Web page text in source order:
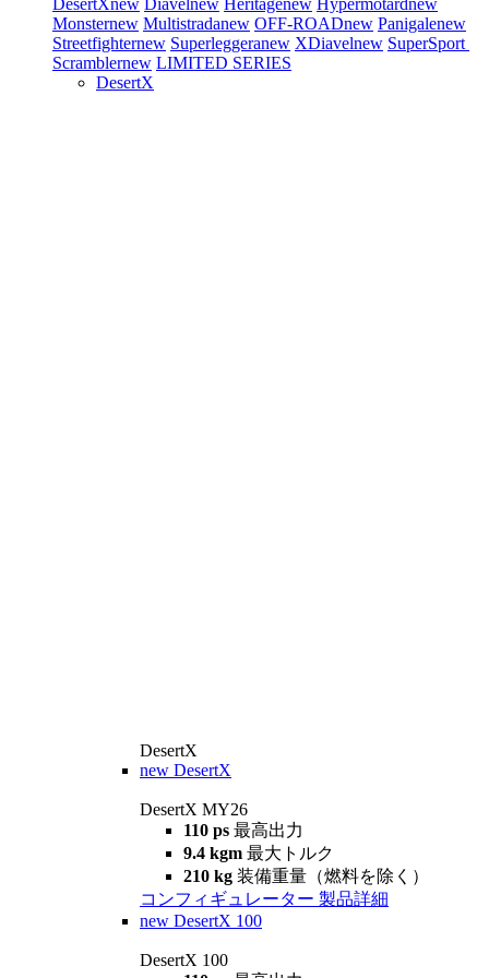
DesertXnew Diavelnew Heritagenew Hypermotardnew
Monsternew Multistradanew OFF-ROADnew Panigalenew
Streetfighternew Superleggeranew XDiavelnew SuperSport
Scramblernew LIMITED SERIES
DesertX
DesertX
new DesertX
DesertX MY26
110 ps 最高出力
9.4 kgm 最大トルク
210 kg 装備重量（燃料を除く）
コンフィギュレーター 製品詳細
new DesertX 100
DesertX 100